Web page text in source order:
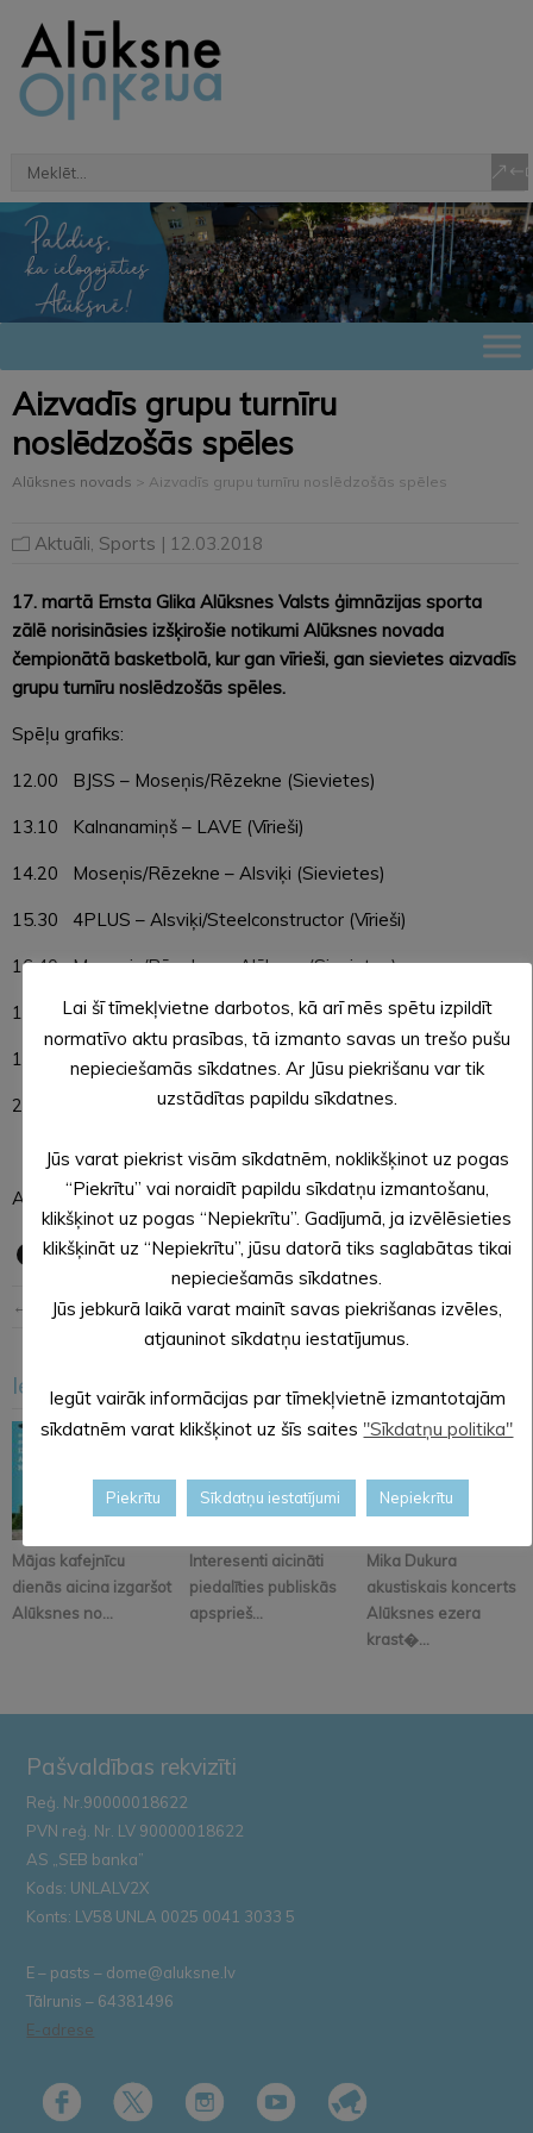
Aizvadīs grupu turnīru
noslēdzošās spēles
Alūksnes novads > Aizvadīs grupu turnīru noslēdzošās spēles
Aktuāli Sports | 12.03.2018
17. martā Ernsta Glika Alūksnes Valsts ģimnāzijas sporta
zālē norisināsies izšķirošie notikumi Alūksnes novada
čempionātā basketbolā, kur gan vīrieši, gan sievietes aizvadīs
grupu turnīru noslēdzošās spēles.
Spēļu grafiks:
12.00 BJSS – Moseņis/Rēzekne (Sievietes)
13.10 Kalnanamiņš – LAVE (Vīrieši)
14.20 Moseņis/Rēzekne – Alsviķi (Sievietes)
15.30 4PLUS – Alsviķi/Steelconstructor (Vīrieši)
16.40 Moseņis/Rēzekne – Alūksne (Sievietes)
17.50 BJSS – Kalnanamiņš (Vīrieši)
19.00 LAVE – 4PLUS (Vīrieši)
20.10 Alsviķi/Steelconstructor – BJSS (Vīrieši)
Aicinām apmeklēt spēles un atbalstīt savus favorītus.
← Iepriekšējā ziņa Nākošā ziņa →
Iesakām arī šo
Mājas kafejnīcu
dienās aicina izgaršot
Alūksnes no...
Interesenti aicināti
piedalīties publiskās
apsprieš...
Mika Dukura
akustiskais koncerts
Alūksnes ezera
krast�...
< >
Pašvaldības rekvizīti
Reģ. Nr.90000018622
PVN reģ. Nr. LV 90000018622
AS „SEB banka”
Kods: UNLALV2X
Konts: LV58 UNLA 0025 0041 3033 5
E – pasts – dome@aluksne.lv
Tālrunis – 64381496
E-adrese
Lai šī tīmekļvietne darbotos, kā arī mēs spētu izpildīt
normatīvo aktu prasības, tā izmanto savas un trešo pušu
nepieciešamās sīkdatnes. Ar Jūsu piekrišanu var tik
uzstādītas papildu sīkdatnes.
Jūs varat piekrist visām sīkdatnēm, noklikšķinot uz pogas
“Piekrītu” vai noraidīt papildu sīkdatņu izmantošanu,
klikšķinot uz pogas “Nepiekrītu”. Gadījumā, ja izvēlēsieties
klikšķināt uz “Nepiekrītu”, jūsu datorā tiks saglabātas tikai
nepieciešamās sīkdatnes.
Jūs jebkurā laikā varat mainīt savas piekrišanas izvēles,
atjauninot sīkdatņu iestatījumus.
Iegūt vairāk informācijas par tīmekļvietnē izmantotajām
sīkdatnēm varat klikšķinot uz šīs saites "Sīkdatņu politika"
Piekrītu Sīkdatņu iestatījumi Nepiekrītu